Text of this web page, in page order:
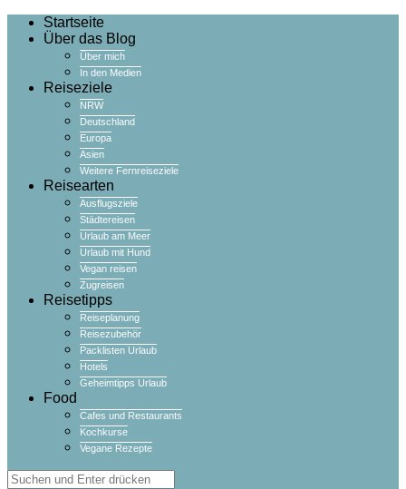
Startseite
Über das Blog
Über mich
In den Medien
Reiseziele
NRW
Deutschland
Europa
Asien
Weitere Fernreiseziele
Reisearten
Ausflugsziele
Städtereisen
Urlaub am Meer
Urlaub mit Hund
Vegan reisen
Zugreisen
Reisetipps
Reiseplanung
Reisezubehör
Packlisten Urlaub
Hotels
Geheimtipps Urlaub
Food
Cafes und Restaurants
Kochkurse
Vegane Rezepte